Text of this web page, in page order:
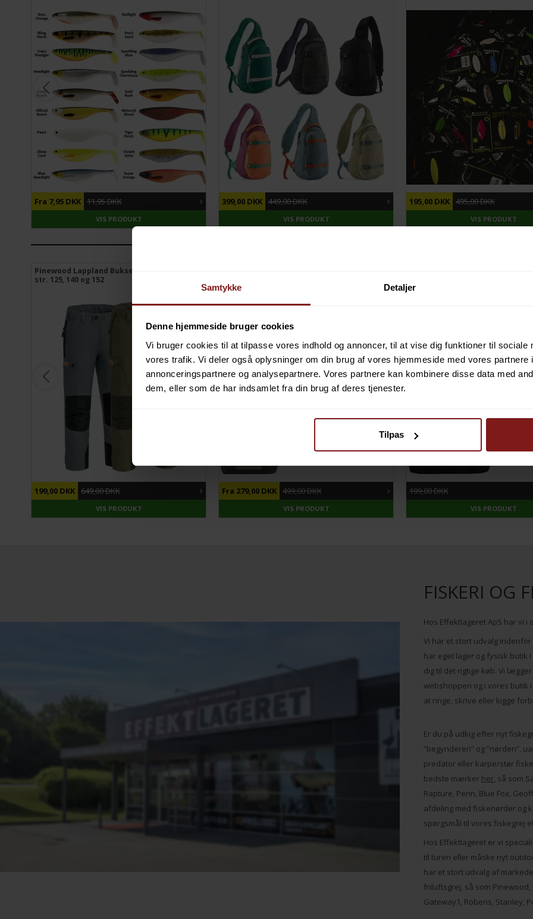
Samtykke Detaljer
Denne hjemmeside bruger cookies
Vi bruger cookies til at tilpasse vores indhold og annoncer, til at vise dig funktioner til sociale
vores trafik. Vi deler også oplysninger om din brug af vores hjemmeside med vores partnere
annonceringspartnere og analysepartnere. Vores partnere kan kombinere disse data med
dem, eller som de har indsamlet fra din brug af deres tjenester.
Tilpas
Fra 7,95 DKK 11,95 DKK
VIS PRODUKT
399,00 DKK 449,00 DKK
DU SPARER
VIS PRODUKT
195,00 DKK 495,00 DKK
DU SPARER61%
VIS PRODUKT
Pinewood Lappland Bukser Børn - REST kun
str. 125, 140 og 152
199,00 DKK 649,00 DKK
DU SPARER69%
VIS PRODUKT
Fra 279,00 DKK 499,00 DKK
DU SPARER44%
VIS PRODUKT
199,00 DKK
DU SPARER50%
VIS PRODUKT
FISKERI OG
Hos Effektlageret ApS har vi
Vi har et stort udvalg
har eget lager og fysisk butik
dig til det rigtige køb. Vi
webshoppen og i vores butik
at ringe, skrive eller kigge
Er du på udkig efter nyt
”begynderen” og ”nørden”,
predator eller karpe/stør
bedste mærker her, så som
Rapture, Penn, Blue Fox,
afdeling med fiskenørder og
spørgsmål til vores fiskegrej
Hos Effektlageret er vi
til turen eller måske nyt
har et stort udvalg af
friluftsgrej, så som Pinewood,
Gateway1, Robens, Stanley,